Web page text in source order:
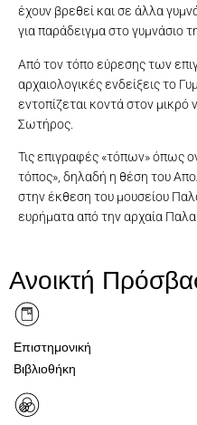
έχουν βρεθεί και σε άλλα
για παράδειγμα στο γυμνάσιο
Από τον τόπο εύρεσης των
αρχαιολογικές ενδείξεις το
εντοπίζεται κοντά στον
Σωτήρος.
Τις επιγραφές «τόπων» όπως
τόπος», δηλαδή η θέση του
στην έκθεση του μουσείου
ευρήματα από την αρχαία
ιχθυάκανθα
είδος πινακίδας
οι
Ανοικτή
Επιστημονική
Βιβλιοθήκη